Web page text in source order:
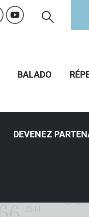
BALADO
DEVENEZ